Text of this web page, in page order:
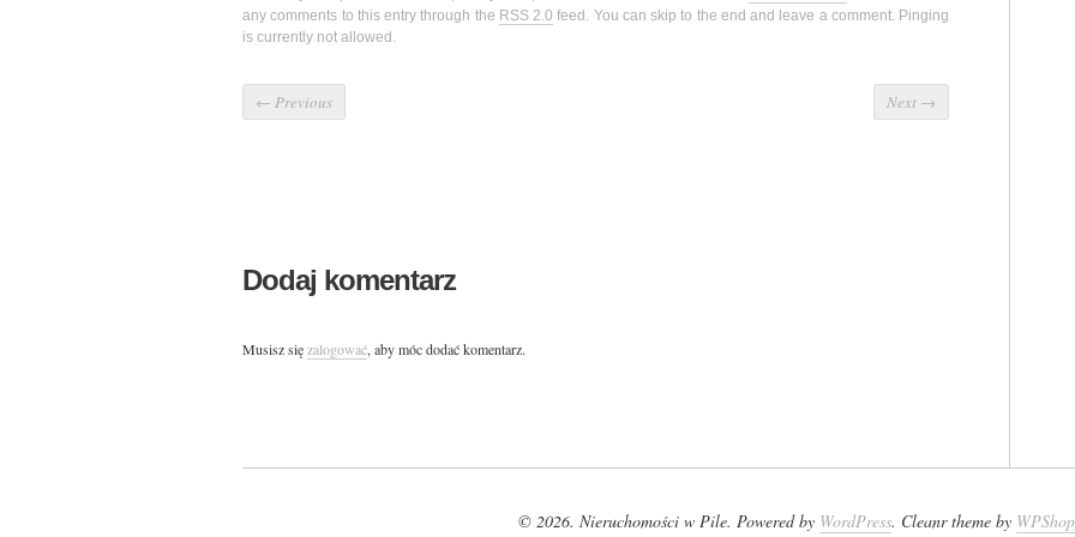
any comments to this entry through the RSS 2.0 feed. You can skip to the end and leave a comment. Pinging
is currently not allowed.
← Previous Next →
Dodaj komentarz
Musisz sięzalogować, aby móc dodać komentarz.
© 2026. Nieruchomości w Pile. Powered by WordPress. Cleanr theme by